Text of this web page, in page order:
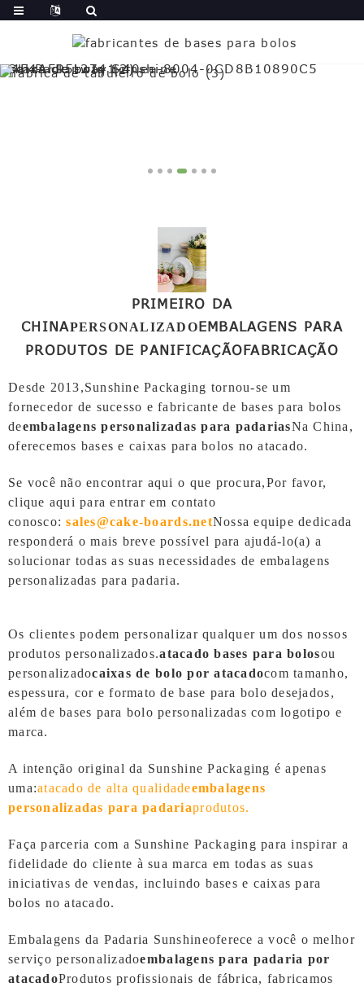
PRIMEIRO DA
CHINAPERSONALIZADOEMBALAGENS PARA
PRODUTOS DE PANIFICAÇÃOFABRICAÇÃO
Desde 2013,Sunshine Packaging tornou-se um
fornecedor de sucesso e fabricante de bases para bolos
deembalagens personalizadas para padariasNa China,
oferecemos bases e caixas para bolos no atacado.
Se você não encontrar aqui o que procura,Por favor,
clique aqui para entrar em contato
conosco: sales@cake-boards.netNossa equipe dedicada
responderá o mais breve possível para ajudá-lo(a) a
solucionar todas as suas necessidades de embalagens
personalizadas para padaria.
Os clientes podem personalizar qualquer um dos nossos
produtos personalizados.atacado bases para bolosou
personalizadocaixas de bolo por atacadocom tamanho,
espessura, cor e formato de base para bolo desejados,
além de bases para bolo personalizadas com logotipo e
marca.
A intenção original da Sunshine Packaging é apenas
uma:atacado de alta qualidadeembalagens
personalizadas para padariaprodutos.
Faça parceria com a Sunshine Packaging para inspirar a
fidelidade do cliente à sua marca em todas as suas
iniciativas de vendas, incluindo bases e caixas para
bolos no atacado.
Embalagens da Padaria Sunshineoferece a você o melhor
serviço personalizadoembalagens para padaria por
atacadoProdutos profissionais de fábrica, fabricamos